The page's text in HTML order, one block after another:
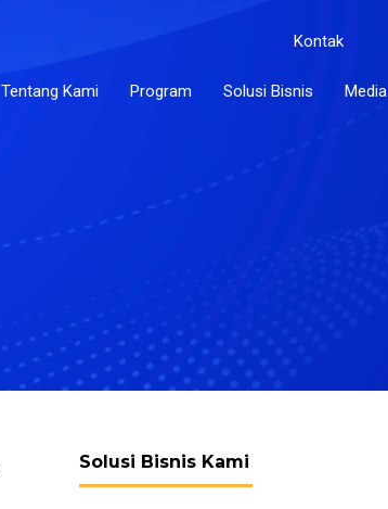
Kontak
Tentang Kami Program Solusi Bisnis Media
Solusi Bisnis Kami